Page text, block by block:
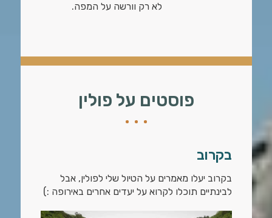
לא רק וורשה על המפה.
פוסטים על פולין
בקרוב
בקרוב יעלו מאמרים על הטיול שלי לפולין, אבל
לבינתיים תוכלו לקרוא על יעדים אחרים באירופה :)